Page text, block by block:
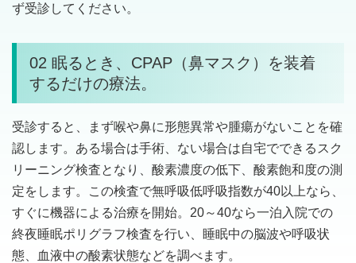
ず受診してください。
02 眠るとき、CPAP（鼻マスク）を装着
するだけの療法。
受診すると、まず喉や鼻に形態異常や腫瘍がないことを確
認します。ある場合は手術、ない場合は自宅でできるスク
リーニング検査となり、酸素濃度の低下、酸素飽和度の測
定をします。この検査で無呼吸低呼吸指数が40以上なら、
すぐに機器による治療を開始。20～40なら一泊入院での
終夜睡眠ポリグラフ検査を行い、睡眠中の脳波や呼吸状
態、血液中の酸素状態などを調べます。